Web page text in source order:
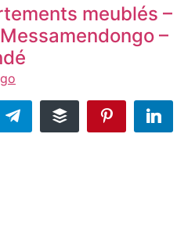
meublés –
–